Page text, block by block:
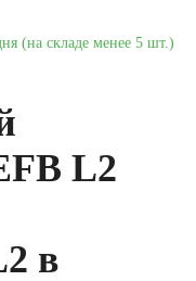
(на складе менее 5 шт.)
L2
в